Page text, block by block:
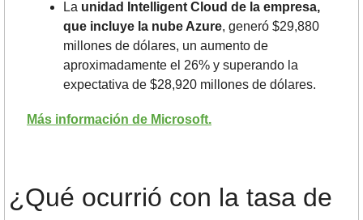
La unidad Intelligent Cloud de la empresa,
que incluye la nube Azure, generó $29,880
millones de dólares, un aumento de
aproximadamente el 26% y superando la
expectativa de $28,920 millones de dólares.
Más información de Microsoft.
¿Qué ocurrió con la tasa de